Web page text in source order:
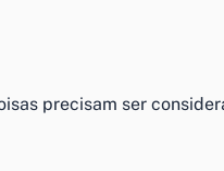
precisam ser